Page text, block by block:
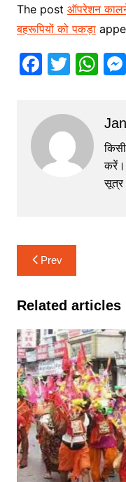
The post ऑपरेशन
बहरूपियों को पकड़ा
F
c
e
b
o
T
itt
er
W
s
A
p
p
करें।
सूत्र
Post
navigation
Prev
Related articles